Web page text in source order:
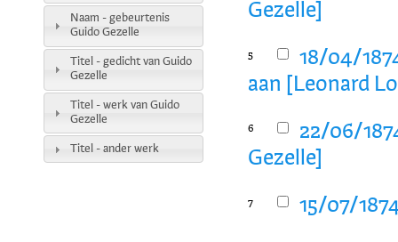
Gezelle]
5
18/04/
aan [Leonard
6
22/06/
Gezelle]
7 15/07/
Naam - gebeurtenis
Guido Gezelle
Titel - gedicht van Guido
Gezelle
Titel - werk van Guido
Gezelle
Titel - ander werk